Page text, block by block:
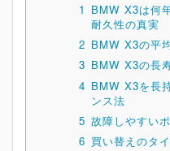
1 BMW X3は何
耐久性の真実
2 BMW X3の平
3 BMW X3の長
4 BMW X3を長
ンス法
5 故障しやすい
6 買い替えのタ